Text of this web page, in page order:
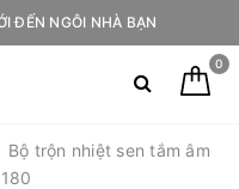
ĐẾN NGÔI NHÀ BẠN
0
Bộ trộn nhiệt sen tắm âm